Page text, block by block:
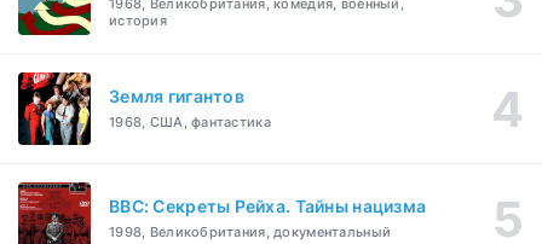
1968, Великобритания, комедия, военный,
история
Земля гигантов
1968, США, фантастика
BBC: Секреты Рейха. Тайны нацизма
1998, Великобритания, документальный